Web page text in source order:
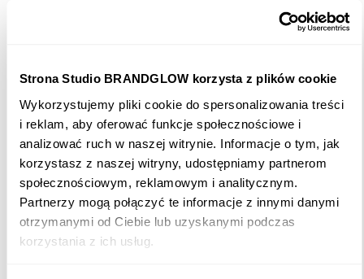
Strona Studio BRANDGLOW korzysta z plików cookie
Wykorzystujemy pliki cookie do spersonalizowania treści
i reklam, aby oferować funkcje społecznościowe i
analizować ruch w naszej witrynie. Informacje o tym, jak
korzystasz z naszej witryny, udostępniamy partnerom
społecznościowym, reklamowym i analitycznym.
Partnerzy mogą połączyć te informacje z innymi danymi
otrzymanymi od Ciebie lub uzyskanymi podczas
korzystania z ich usług.
Twojego gustu. Wskazujemy jedynie, że w odbiciu lustra
Nowy wizerunek musi być kompromisem, ale mądrym:
Musi budować Twoją dumę
(bo musisz czuć się dobrze,
wręczając wizytówkę), ale…
…musi przede wszystkim budowaćzaufanie klienta.
Efekt końcowy: dwa